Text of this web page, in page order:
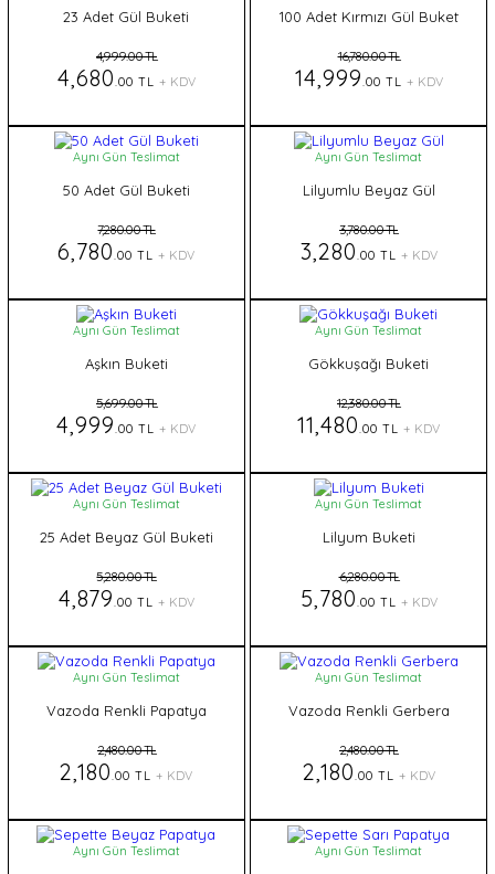
23 Adet Gül Buketi
4,999.00 TL
4,680.00 TL + KDV
100 Adet Kırmızı Gül Buket
16,780.00 TL
14,999.00 TL + KDV
Aynı Gün Teslimat
50 Adet Gül Buketi
7,280.00 TL
6,780.00 TL+ KDV
Aynı Gün Teslimat
Lilyumlu Beyaz Gül
3,780.00 TL
3,280.00 TL + KDV
Aynı Gün Teslimat
Aşkın Buketi
5,699.00 TL
4,999.00 TL+ KDV
Aynı Gün Teslimat
Gökkuşağı Buketi
12,380.00 TL
11,480.00 TL+ KDV
Aynı Gün Teslimat
25 Adet Beyaz Gül Buketi
5,280.00 TL
4,879.00 TL + KDV
Aynı Gün Teslimat
Lilyum Buketi
6,280.00 TL
5,780.00 TL + KDV
Aynı Gün Teslimat
Vazoda Renkli Papatya
2,480.00 TL
2,180.00 TL+ KDV
Aynı Gün Teslimat
Vazoda Renkli Gerbera
2,480.00 TL
2,180.00 TL + KDV
Aynı Gün Teslimat Aynı Gün Teslimat